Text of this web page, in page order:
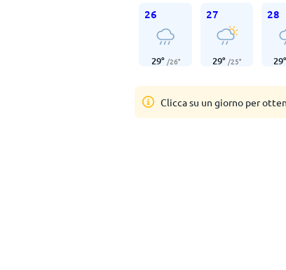
26
29° /26°
27
29° /25°
28
29°
Clicca su un giorno per